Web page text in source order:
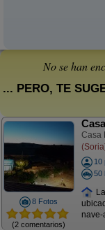
No se han
... PERO, TE
8 Fotos
(2 comentarios)
Casa
10
50
nave-